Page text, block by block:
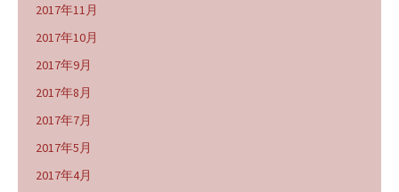
2017年11月
2017年10月
2017年9月
2017年8月
2017年7月
2017年5月
2017年4月